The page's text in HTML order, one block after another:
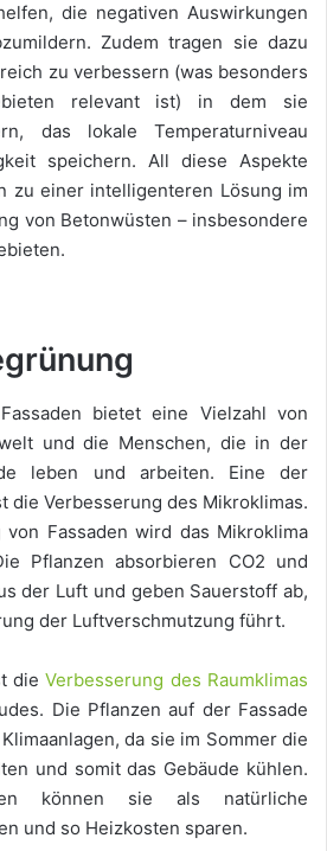
die negativen Auswirkungen
Zudem tragen sie dazu
zu verbessern (was besonders
relevant ist) in dem sie
das lokale Temperaturniveau
speichern. All diese Aspekte
zu einer intelligenteren Lösung im
von Betonwüsten – insbesondere
bietet eine Vielzahl von
und die Menschen, die in der
leben und arbeiten. Eine der
die Verbesserung des Mikroklimas.
Fassaden wird das Mikroklima
Pflanzen absorbieren CO2 und
der Luft und geben Sauerstoff ab,
der Luftverschmutzung führt.
dieVerbesserung des Raumklimas
Die Pflanzen auf der Fassade
da sie im Sommer die
und somit das Gebäude kühlen.
können sie als natürliche
und so Heizkosten sparen.